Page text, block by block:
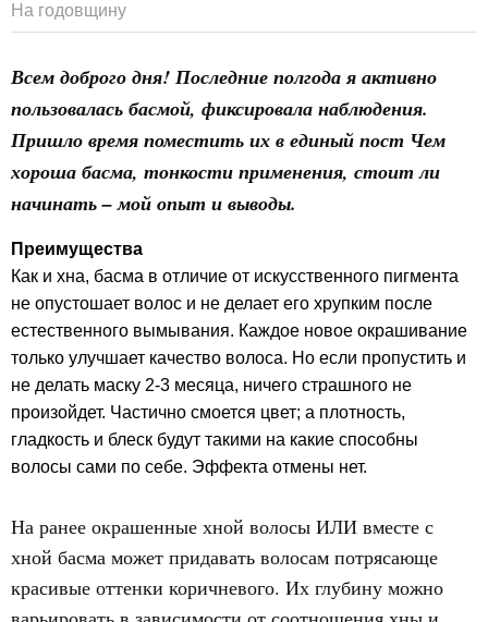
На годовщину
Всем доброго дня! Последние полгода я активно
пользовалась басмой, фиксировала наблюдения.
Пришло время поместить их в единый пост Чем
хороша басма, тонкости применения, стоит ли
начинать – мой опыт и выводы.
Преимущества
Как и хна, басма в отличие от искусственного пигмента
не опустошает волос и не делает его хрупким после
естественного вымывания. Каждое новое окрашивание
только улучшает качество волоса. Но если пропустить и
не делать маску 2-3 месяца, ничего страшного не
произойдет. Частично смоется цвет; а плотность,
гладкость и блеск будут такими на какие способны
волосы сами по себе. Эффекта отмены нет.
На ранее окрашенные хной волосы ИЛИ вместе с
хной басма может придавать волосам потрясающе
красивые оттенки коричневого. Их глубину можно